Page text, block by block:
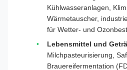
Kühlwasseranlagen,
Wärmetauscher,
für Wetter- und
Lebensmittel und
Milchpasteurisierung,
Brauereifermentation